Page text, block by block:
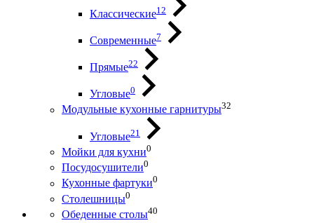
Классические12
Современные7
Прямые22
Угловые0
Модульные кухонные гарнитуры32
Угловые21
Мойки для кухни0
Посудосушители0
Кухонные фартуки0
Столешницы0
Обеденные столы40